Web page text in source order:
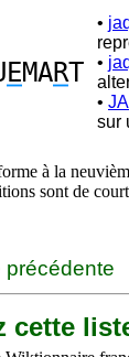
EMART
•
•
•
sur
à la
sont de
précédente
cette